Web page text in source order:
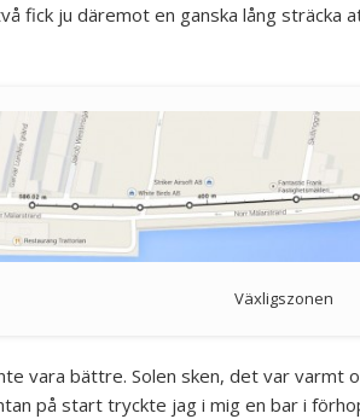
fick ju däremot en ganska lång sträcka
Växligszonen
vara bättre. Solen sken, det var varmt
på start tryckte jag i mig en bar i